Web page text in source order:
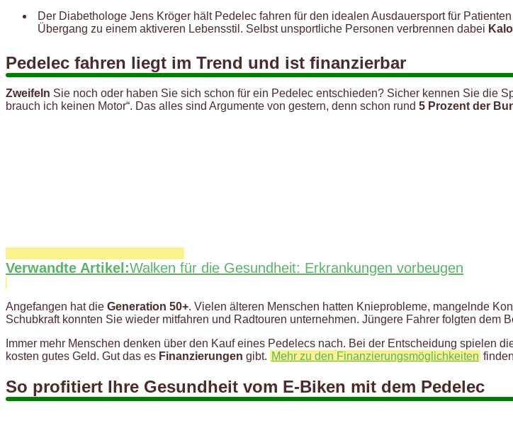
Der Diabethologe Jens Kröger hält Pedelec fahren für den idealen Ausdauersport für
Übergang zu einem aktiveren Lebensstil. Selbst unsportliche Personen verbrennen dabei
Pedelec fahren liegt im Trend und ist finanzierbar
Zweifeln Sie noch oder haben Sie sich schon für ein Pedelec entschieden? Sicher kennen Sie die
brauch ich keinen Motor“. Das alles sind Argumente von gestern, denn schon rund 5 Prozent der
Verwandte Artikel:Walken für die Gesundheit: Erkrankungen vorbeugen
Angefangen hat die Generation 50+. Vielen älteren Menschen hatten Knieprobleme, mangelnde
Schubkraft konnten Sie wieder mitfahren und Radtouren unternehmen. Jüngere Fahrer folgten dem
Immer mehr Menschen denken über den Kauf eines Pedelecs nach. Bei der Entscheidung spielen
kosten gutes Geld. Gut das es Finanzierungen gibt. Mehr zu den Finanzierungsmöglichkeiten
So profitiert Ihre Gesundheit vom E-Biken mit dem Pedelec